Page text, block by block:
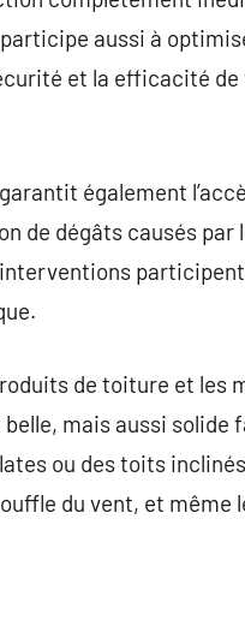
aussi à
et la efficacité
également
de dégâts causés
de toiture et les
mais aussi solide
ou des toits
du vent, et même